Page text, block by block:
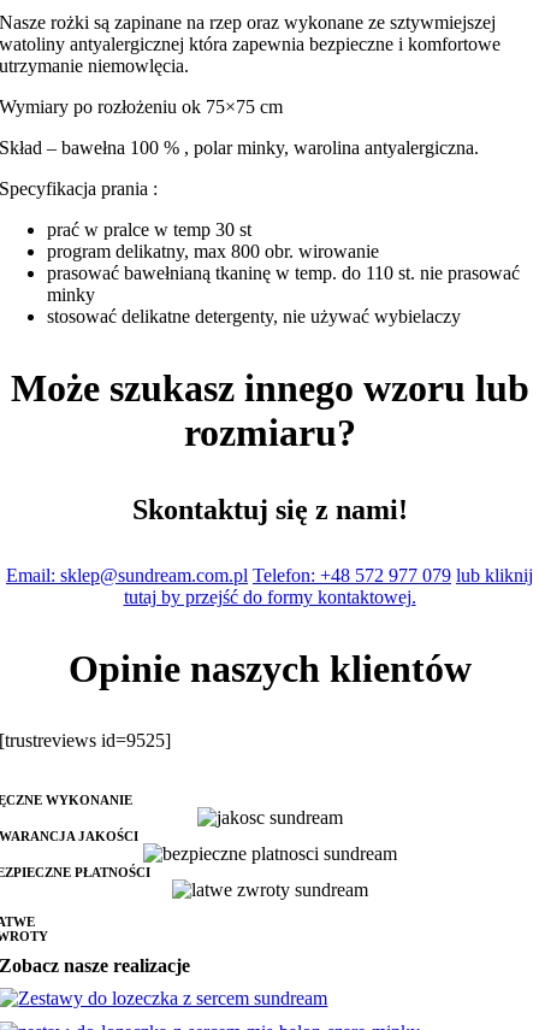
Nasze rożki są zapinane na rzep oraz wykonane ze sztywmiejszej
watoliny antyalergicznej która zapewnia bezpieczne i komfortowe
utrzymanie niemowlęcia.
Wymiary po rozłożeniu ok 75×75 cm
Skład – bawełna 100 % , polar minky, warolina antyalergiczna.
Specyfikacja prania :
prać w pralce w temp 30 st
program delikatny, max 800 obr. wirowanie
prasować bawełnianą tkaninę w temp. do 110 st. nie prasować
minky
stosować delikatne detergenty, nie używać wybielaczy
Może szukasz innego wzoru lub
rozmiaru?
Skontaktuj się z nami!
Email: sklep@sundream.com.pl Telefon: +48 572 977 079 lub kliknij
tutaj by przejść do formy kontaktowej.
Opinie naszych klientów
[trustreviews id=9525]
WYKONANIE
JAKOŚCI
PŁATNOŚCI
Zobacz nasze realizacje